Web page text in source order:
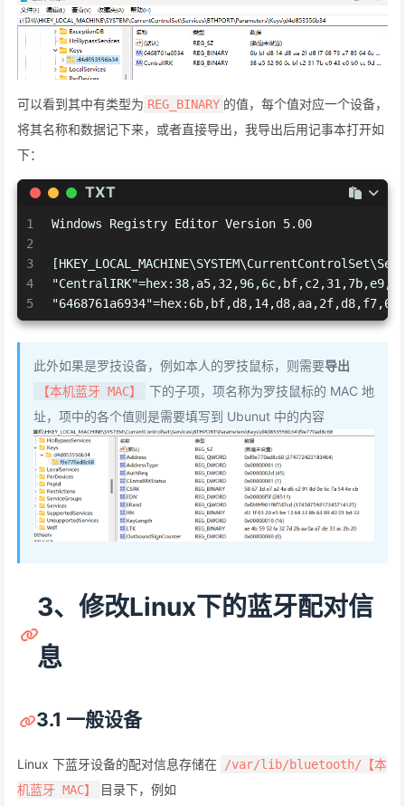
可以看到其中有类型为 REG_BINARY 的值，每个值对应一个设备，
将其名称和数据记下来，或者直接导出，我导出后用记事本打开如
下：
TXT
1
2
3
4
5
Windows Registry Editor Version 5.00
此外如果是罗技设备，例如本人的罗技鼠标，则需要导出
【本机蓝牙 MAC】
下的子项，项名称为罗技鼠标的 MAC 地
址，项中的各个值则是需要填写到 Ubunut 中的内容
3、修改Linux下的蓝牙配对信
息
3.1 一般设备
Linux 下蓝牙设备的配对信息存储在 /var/lib/bluetooth/【本
机蓝牙 MAC】
目录下，例如